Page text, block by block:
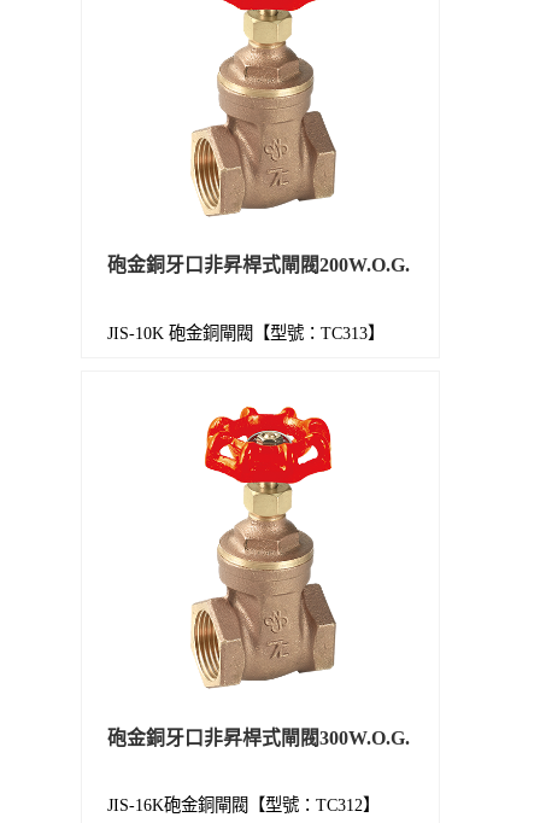
砲金銅牙口非昇桿式閘閥200W.O.G.
JIS-10K 砲金銅閘閥【型號：TC313】
砲金銅牙口非昇桿式閘閥300W.O.G.
JIS-16K砲金銅閘閥【型號：TC312】